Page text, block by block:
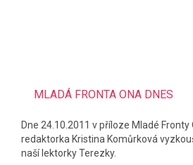
MLADÁ FRONTA ONA DNES
Dne 24.10.2011 v příloze Mladé Fronty
redaktorka Kristina Komůrková
naší lektorky Terezky.